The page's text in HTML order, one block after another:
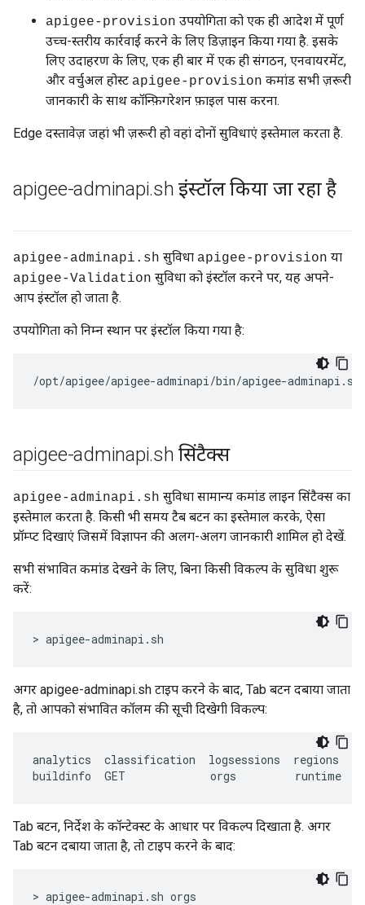
apigee-provision उपयोगिता को एक ही आदेश में पूर्ण
उच्च-स्तरीय कार्रवाई करने के लिए डिज़ाइन किया गया है. इसके
लिए उदाहरण के लिए, एक ही बार में एक ही संगठन, एनवायरमेंट,
और वर्चुअल होस्ट apigee-provision कमांड सभी ज़रूरी
जानकारी के साथ कॉन्फ़िगरेशन फ़ाइल पास करना.
Edge दस्तावेज़ जहां भी ज़रूरी हो वहां दोनों सुविधाएं इस्तेमाल करता है.
apigee-adminapi.sh इंस्टॉल किया जा रहा है
apigee-adminapi.sh सुविधा apigee-provision या
apigee-Validation सुविधा को इंस्टॉल करने पर, यह अपने-
आप इंस्टॉल हो जाता है.
उपयोगिता को निम्न स्थान पर इंस्टॉल किया गया है:
/opt/apigee/apigee-adminapi/bin/apigee-adminapi.sh
apigee-adminapi.sh सिंटैक्स
apigee-adminapi.sh सुविधा सामान्य कमांड लाइन सिंटैक्स का
इस्तेमाल करता है. किसी भी समय टैब बटन का इस्तेमाल करके, ऐसा
प्रॉम्प्ट दिखाएं जिसमें विज्ञापन की अलग-अलग जानकारी शामिल हो देखें.
सभी संभावित कमांड देखने के लिए, बिना किसी विकल्प के सुविधा शुरू
करें:
> apigee-adminapi.sh
अगर apigee-adminapi.sh टाइप करने के बाद, Tab बटन दबाया जाता
है, तो आपको संभावित कॉलम की सूची दिखेगी विकल्प:
analytics classification logsessions regions
buildinfo
GET orgs runtime
Tab बटन, निर्देश के कॉन्टेक्स्ट के आधार पर विकल्प दिखाता है. अगर
Tab बटन दबाया जाता है, तो टाइप करने के बाद:
> apigee-adminapi.sh orgs